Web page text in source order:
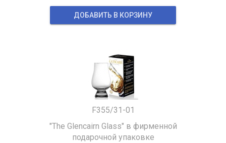
ДОБАВИТЬ В КОРЗИНУ
F355/31-01
"The Glencairn Glass" в фирменной
подарочной упаковке